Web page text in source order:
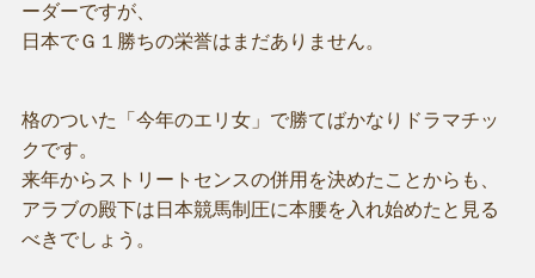
ーダーですが、
日本でＧ１勝ちの栄誉はまだありません。
格のついた「今年のエリ女」で勝てばかなりドラマチッ
クです。
来年からストリートセンスの併用を決めたことからも、
アラブの殿下は日本競馬制圧に本腰を入れ始めたと見る
べきでしょう。